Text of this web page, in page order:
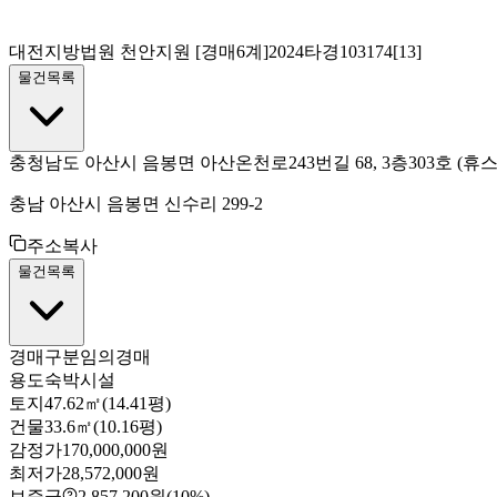
대전지방법원 천안지원 [경매6계]2024타경103174[13]
물건목록
충청남도 아산시 음봉면 아산온천로243번길 68, 3층303호 (휴
충남 아산시 음봉면 신수리 299-2
주소복사
물건목록
경매구분임의경매
용도숙박시설
토지 47.62㎡(14.41평)
건물33.6㎡(10.16평)
감정가170,000,000원
최저가28,572,000원